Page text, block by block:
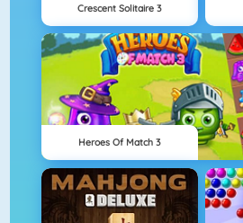
Crescent Solitaire 3
Heroes Of Match 3